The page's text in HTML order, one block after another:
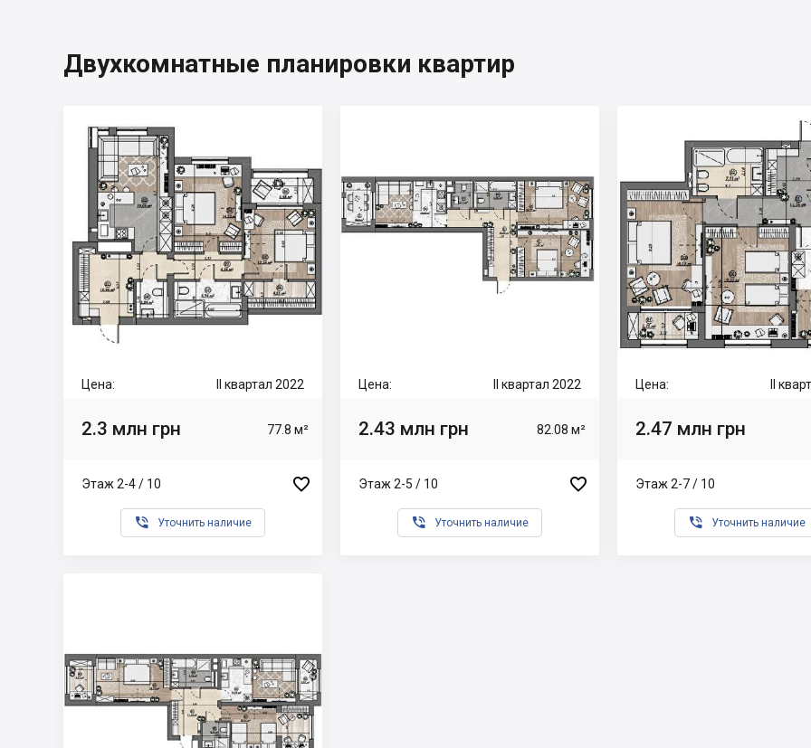
Двухкомнатные планировки квартир
Цена: II квартал 2022
2.3 млн грн 77.8 м²
Этаж 2-4 / 10 
 Уточнить наличие
Цена: II квартал 2022
2.43 млн грн 82.08 м²
Этаж 2-5 / 10 
 Уточнить наличие
Цена: II
2.47 млн грн
Этаж 2-7 / 10
 Уточнить наличие